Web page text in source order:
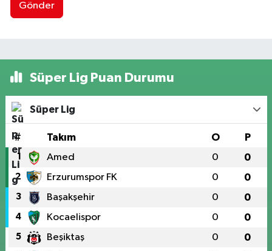
Gönder
Süper Lig Puan Durumu
Süper Lig
# Takım O P
1 Amed 0 0
2 Erzurumspor FK 0 0
3 Başakşehir 0 0
4 Kocaelispor 0 0
5 Beşiktaş 0 0